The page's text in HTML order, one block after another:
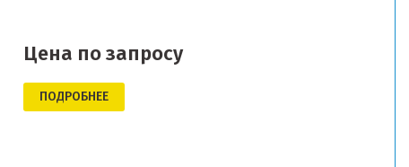
Цена по запросу
ПОДРОБНЕЕ